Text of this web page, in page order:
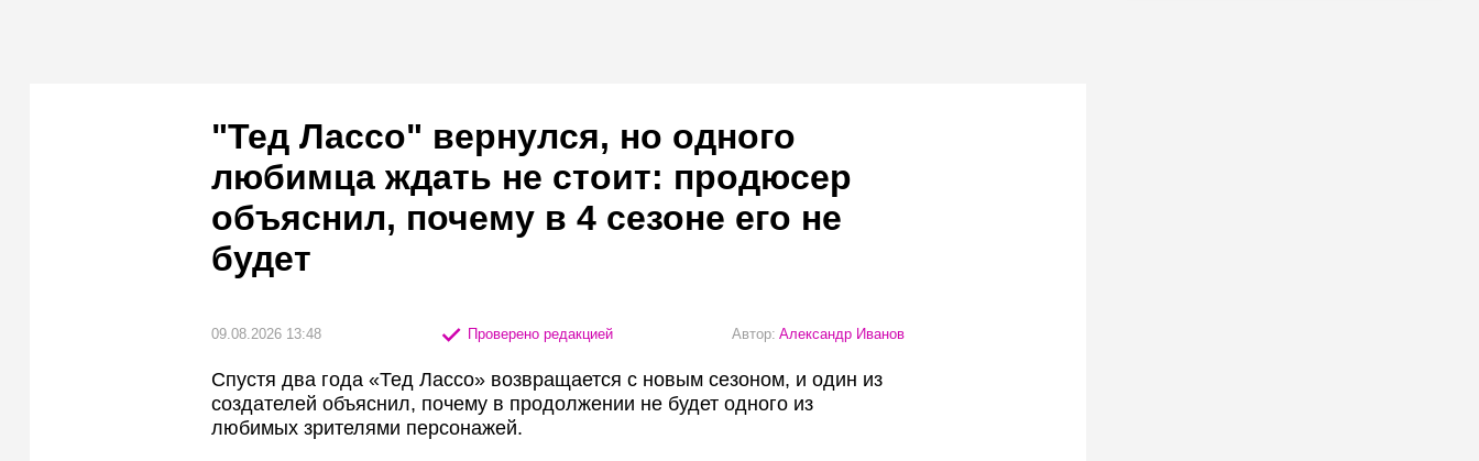
"Тед Лассо" вернулся, но одного
любимца ждать не стоит: продюсер
объяснил, почему в 4 сезоне его не
будет
09.08.2026 13:48 Проверено редакцией Автор: Александр Иванов
Спустя два года «Тед Лассо» возвращается с новым сезоном, и один из
создателей объяснил, почему в продолжении не будет одного из
любимых зрителями персонажей.